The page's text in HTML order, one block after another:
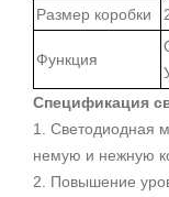
Размер коробки
Функция
Спецификация
1. Светодиодная
немую и нежную
2. Повышение